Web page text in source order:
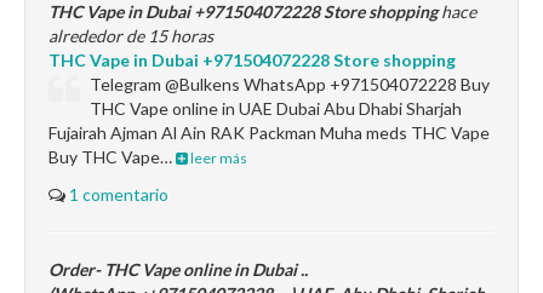
THC Vape in Dubai +971504072228 Store shoppinghace
alrededor de 15 horas
THC Vape in Dubai +971504072228 Store shopping
Telegram @Bulkens WhatsApp +971504072228 Buy
THC Vape online in UAE Dubai Abu Dhabi Sharjah
Fujairah Ajman Al Ain RAK Packman Muha meds THC Vape
Buy THC Vape…
leer más
1 comentario
Order- THC Vape online in Dubai ..